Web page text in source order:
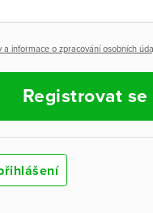
a informace o zpracování osobních
Registrovat se